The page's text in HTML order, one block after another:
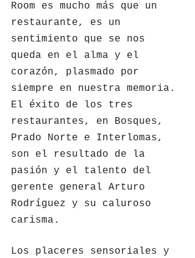
Room es mucho más que un
restaurante, es un
sentimiento que se nos
queda en el alma y el
corazón, plasmado por
siempre en nuestra memoria.
El éxito de los tres
restaurantes, en Bosques,
Prado Norte e Interlomas,
son el resultado de la
pasión y el talento del
gerente general Arturo
Rodríguez y su caluroso
carisma.
Los placeres sensoriales y